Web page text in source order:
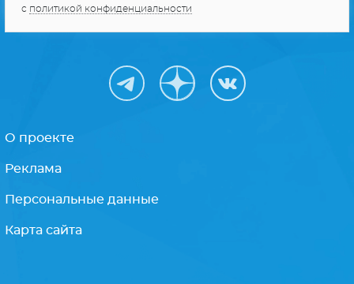
с политикой конфиденциальности
О проекте
Реклама
Персональные данные
Карта сайта